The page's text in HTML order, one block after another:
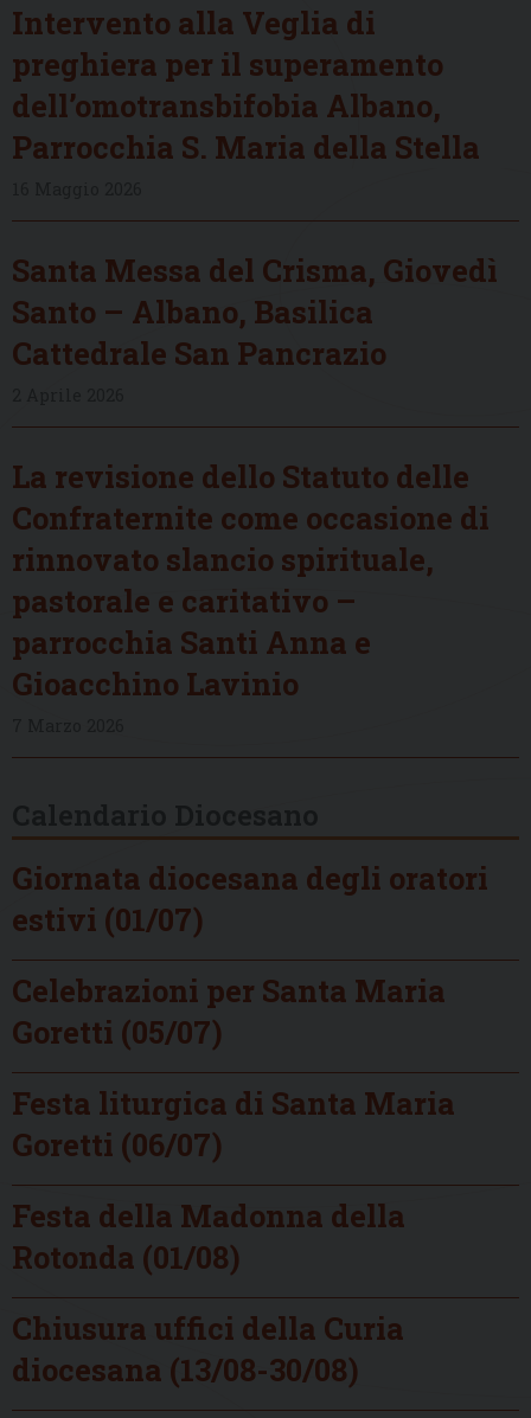
Intervento alla Veglia di
preghiera per il superamento
dell’omotransbifobia Albano,
Parrocchia S. Maria della Stella
Santa Messa del Crisma, Giovedì
Santo – Albano, Basilica
Cattedrale San Pancrazio
La revisione dello Statuto delle
Confraternite come occasione di
rinnovato slancio spirituale,
pastorale e caritativo –
parrocchia Santi Anna e
Gioacchino Lavinio
Giornata diocesana degli oratori
estivi (01/07)
Celebrazioni per Santa Maria
Goretti (05/07)
Festa liturgica di Santa Maria
Goretti (06/07)
Festa della Madonna della
Rotonda (01/08)
Chiusura uffici della Curia
diocesana (13/08-30/08)